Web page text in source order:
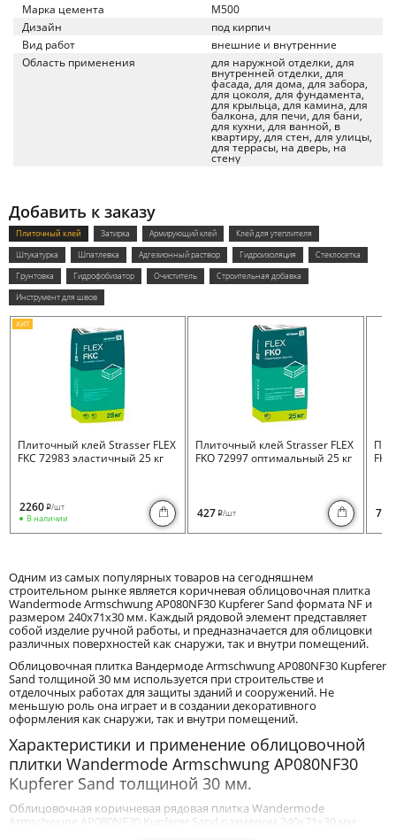
Марка цемента
M500
Дизайн
под кирпич
Вид работ
внешние и внутренние
Область применения
для наружной отделки, для
внутренней отделки, для
фасада, для дома, для забора,
для цоколя, для фундамента,
для крыльца, для камина, для
балкона, для печи, для бани,
для кухни, для ванной, в
квартиру, для стен, для улицы,
для террасы, на дверь, на
стену
Добавить к заказу
Плиточный клей Затирка Армирующий клей
Клей для утеплителя
Штукатурка
Шпатлевка Адгезионный раствор Гидроизоляция
Стеклосетка
Грунтовка
Гидрофобизатор Очиститель
Строительная добавка
Инструмент для швов
ХИТ
Плиточный клей Strasser FLEX
FKC 72983 эластичный 25 кг
2260 i/шт
В наличии
Плиточный клей Strasser FLEX
FKO 72997 оптимальный 25 кг
427 i/шт 730
Одним из самых популярных товаров на сегодняшнем
строительном рынке является коричневая облицовочная плитка
Wandermode Armschwung AP080NF30 Kupferer Sand формата NF и
размером 240x71x30 мм. Каждый рядовой элемент представляет
собой изделие ручной работы, и предназначается для облицовки
различных поверхностей как снаружи, так и внутри помещений.
Облицовочная плитка Вандермоде Armschwung AP080NF30 Kupferer
Sand толщиной 30 мм используется при строительстве и
отделочных работах для защиты зданий и сооружений. Не
меньшую роль она играет и в создании декоративного
оформления как снаружи, так и внутри помещений.
Характеристики и применение облицовочной
плитки Wandermode Armschwung AP080NF30
Kupferer Sand толщиной 30 мм.
Облицовочная коричневая рядовая плитка Wandermode
Armschwung AP080NF30 Kupferer Sand размером 240x71x30 мм